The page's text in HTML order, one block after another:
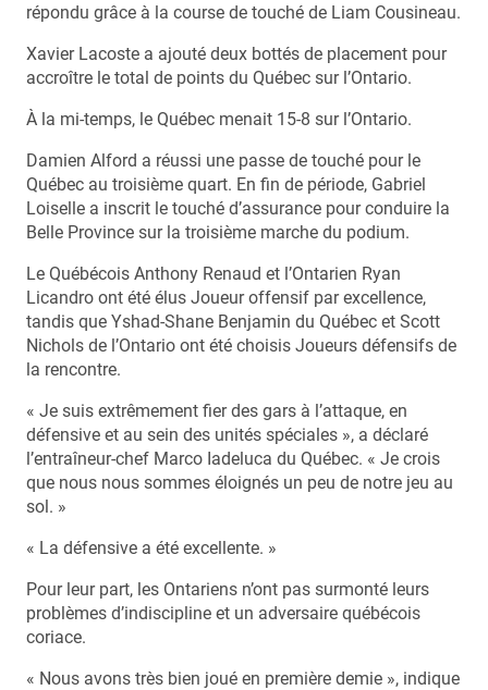
répondu grâce à la course de touché de Liam Cousineau.
Xavier Lacoste a ajouté deux bottés de placement pour
accroître le total de points du Québec sur l’Ontario.
À la mi-temps, le Québec menait 15-8 sur l’Ontario.
Damien Alford a réussi une passe de touché pour le
Québec au troisième quart. En fin de période, Gabriel
Loiselle a inscrit le touché d’assurance pour conduire la
Belle Province sur la troisième marche du podium.
Le Québécois Anthony Renaud et l’Ontarien Ryan
Licandro ont été élus Joueur offensif par excellence,
tandis que Yshad-Shane Benjamin du Québec et Scott
Nichols de l’Ontario ont été choisis Joueurs défensifs de
la rencontre.
« Je suis extrêmement fier des gars à l’attaque, en
défensive et au sein des unités spéciales », a déclaré
l’entraîneur-chef Marco Iadeluca du Québec. « Je crois
que nous nous sommes éloignés un peu de notre jeu au
sol. »
« La défensive a été excellente. »
Pour leur part, les Ontariens n’ont pas surmonté leurs
problèmes d’indiscipline et un adversaire québécois
coriace.
« Nous avons très bien joué en première demie », indique